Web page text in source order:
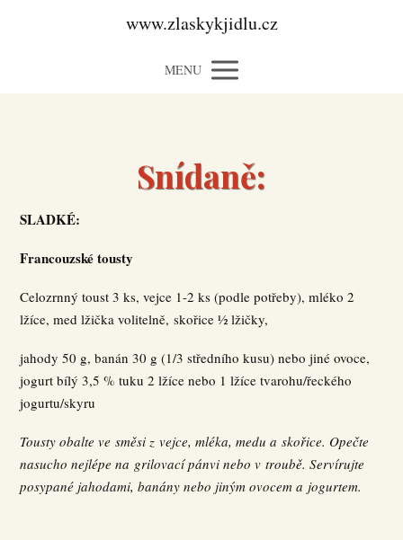
www.zlaskykjidlu.cz
MENU
Snídaně:
SLADKÉ:
Francouzské tousty
Celozrnný toust 3 ks, vejce 1-2 ks (podle potřeby), mléko 2
lžíce, med lžička volitelně, skořice ½ lžičky,
jahody 50 g, banán 30 g (1/3 středního kusu) nebo jiné ovoce,
jogurt bílý 3,5 % tuku 2 lžíce nebo 1 lžíce tvarohu/řeckého
jogurtu/skyru
Tousty obalte ve směsi z vejce, mléka, medu a skořice. Opečte
nasucho nejlépe na grilovací pánvi nebo v troubě. Servírujte
posypané jahodami, banány nebo jiným ovocem a jogurtem.